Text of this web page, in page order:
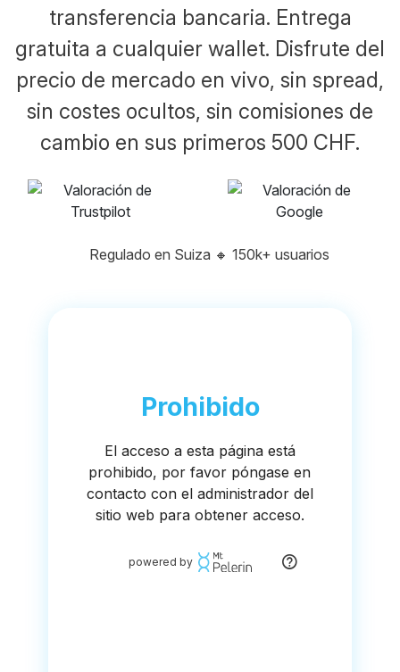
transferencia bancaria. Entrega
gratuita a cualquier wallet. Disfrute del
precio de mercado en vivo, sin spread,
sin costes ocultos, sin comisiones de
cambio en sus primeros 500 CHF.
Regulado en Suiza 🔸 150k+ usuarios